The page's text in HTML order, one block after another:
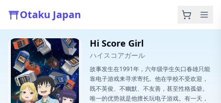
Otaku Japan
Hi Score Girl
ハイスコアガール
故事发生在1991年，六年级学生矢口春雄只能
靠电子游戏来寻求寄托。他在学校不受欢迎，
既不英俊、不幽默、不友善，甚至性格孤僻。
唯一的优势就是他擅长玩电子游戏。有一天，